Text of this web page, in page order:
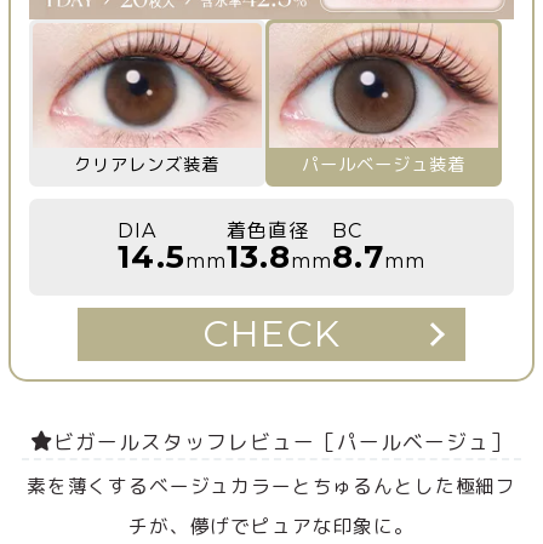
クリアレンズ装着 パールベージュ装着
DIA
14.5mm
着色直径
13.8mm
BC
8.7mm
CHECK
ビガールスタッフレビュー［パールベージュ］
素を薄くするベージュカラーとちゅるんとした極細フ
チが、儚げでピュアな印象に。